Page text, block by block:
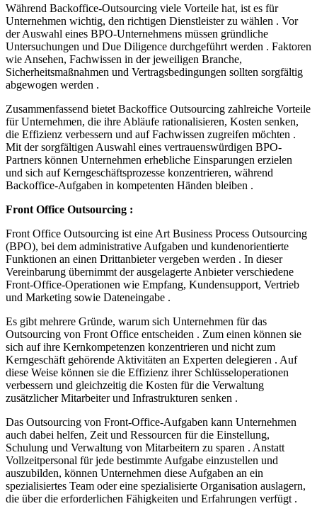
Während Backoffice-Outsourcing viele Vorteile hat, ist es für
Unternehmen wichtig, den richtigen Dienstleister zu wählen . Vor
der Auswahl eines BPO-Unternehmens müssen gründliche
Untersuchungen und Due Diligence durchgeführt werden . Faktoren
wie Ansehen, Fachwissen in der jeweiligen Branche,
Sicherheitsmaßnahmen und Vertragsbedingungen sollten sorgfältig
abgewogen werden .
Zusammenfassend bietet Backoffice Outsourcing zahlreiche Vorteile
für Unternehmen, die ihre Abläufe rationalisieren, Kosten senken,
die Effizienz verbessern und auf Fachwissen zugreifen möchten .
Mit der sorgfältigen Auswahl eines vertrauenswürdigen BPO-
Partners können Unternehmen erhebliche Einsparungen erzielen
und sich auf Kerngeschäftsprozesse konzentrieren, während
Backoffice-Aufgaben in kompetenten Händen bleiben .
Front Office Outsourcing :
Front Office Outsourcing ist eine Art Business Process Outsourcing
(BPO), bei dem administrative Aufgaben und kundenorientierte
Funktionen an einen Drittanbieter vergeben werden . In dieser
Vereinbarung übernimmt der ausgelagerte Anbieter verschiedene
Front-Office-Operationen wie Empfang, Kundensupport, Vertrieb
und Marketing sowie Dateneingabe .
Es gibt mehrere Gründe, warum sich Unternehmen für das
Outsourcing von Front Office entscheiden . Zum einen können sie
sich auf ihre Kernkompetenzen konzentrieren und nicht zum
Kerngeschäft gehörende Aktivitäten an Experten delegieren . Auf
diese Weise können sie die Effizienz ihrer Schlüsseloperationen
verbessern und gleichzeitig die Kosten für die Verwaltung
zusätzlicher Mitarbeiter und Infrastrukturen senken .
Das Outsourcing von Front-Office-Aufgaben kann Unternehmen
auch dabei helfen, Zeit und Ressourcen für die Einstellung,
Schulung und Verwaltung von Mitarbeitern zu sparen . Anstatt
Vollzeitpersonal für jede bestimmte Aufgabe einzustellen und
auszubilden, können Unternehmen diese Aufgaben an ein
spezialisiertes Team oder eine spezialisierte Organisation auslagern,
die über die erforderlichen Fähigkeiten und Erfahrungen verfügt .